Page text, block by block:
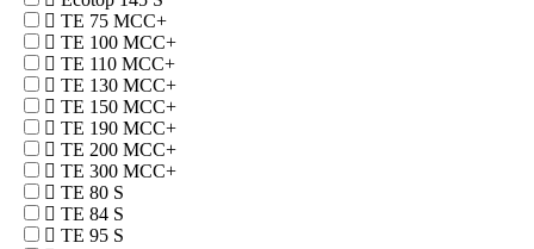
TE 75 MCC+
TE 100 MCC+
TE 110 MCC+
TE 130 MCC+
TE 150 MCC+
TE 190 MCC+
TE 200 MCC+
TE 300 MCC+
TE 80 S
TE 84 S
TE 95 S